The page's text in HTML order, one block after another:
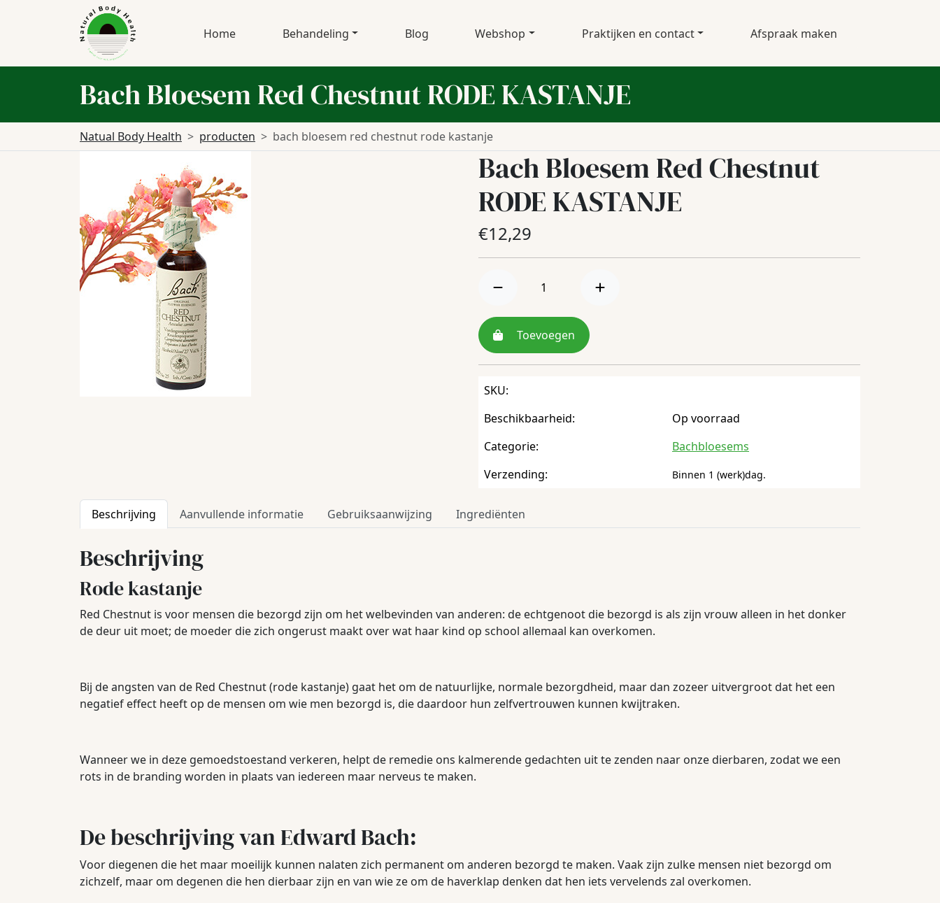
Home Behandeling Blog Webshop Praktijken en contact Afspraak maken
Bach Bloesem Red Chestnut RODE KASTANJE
Natual Body Health producten bach bloesem red chestnut rode kastanje
Bach Bloesem Red Chestnut
RODE KASTANJE
€12,29
Toevoegen
SKU:
Beschikbaarheid:
Op voorraad
Categorie:
Bachbloesems
Verzending:
Binnen 1 (werk)dag.
Beschrijving Aanvullende informatie Gebruiksaanwijzing Ingrediënten
Beschrijving
Rode kastanje
Red Chestnut is voor mensen die bezorgd zijn om het welbevinden van anderen: de echtgenoot die bezorgd is als zijn vrouw alleen in het donker
de deur uit moet; de moeder die zich ongerust maakt over wat haar kind op school allemaal kan overkomen.
Bij de angsten van de Red Chestnut (rode kastanje) gaat het om de natuurlijke, normale bezorgdheid, maar dan zozeer uitvergroot dat het een
negatief effect heeft op de mensen om wie men bezorgd is, die daardoor hun zelfvertrouwen kunnen kwijtraken.
Wanneer we in deze gemoedstoestand verkeren, helpt de remedie ons kalmerende gedachten uit te zenden naar onze dierbaren, zodat we een
rots in de branding worden in plaats van iedereen maar nerveus te maken.
De beschrijving van Edward Bach:
Voor diegenen die het maar moeilijk kunnen nalaten zich permanent om anderen bezorgd te maken. Vaak zijn zulke mensen niet bezorgd om
zichzelf, maar om degenen die hen dierbaar zijn en van wie ze om de haverklap denken dat hen iets vervelends zal overkomen.